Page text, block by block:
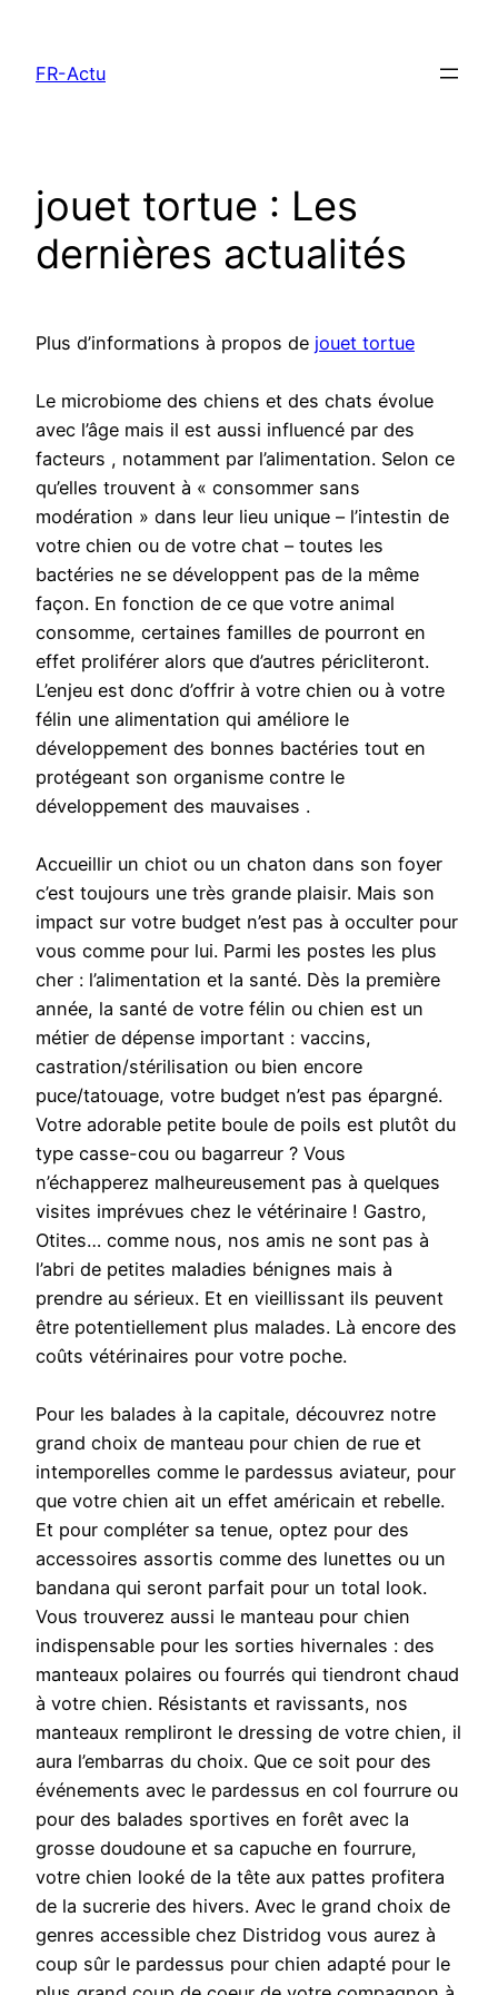
contenu
FR-Actu
jouet tortue : Les
dernières actualités
Plus d’informations à propos de jouet tortue
Le microbiome des chiens et des chats évolue
avec l’âge mais il est aussi influencé par des
facteurs , notamment par l’alimentation. Selon ce
qu’elles trouvent à « consommer sans
modération » dans leur lieu unique – l’intestin de
votre chien ou de votre chat – toutes les
bactéries ne se développent pas de la même
façon. En fonction de ce que votre animal
consomme, certaines familles de pourront en
effet proliférer alors que d’autres péricliteront.
L’enjeu est donc d’offrir à votre chien ou à votre
félin une alimentation qui améliore le
développement des bonnes bactéries tout en
protégeant son organisme contre le
développement des mauvaises .
Accueillir un chiot ou un chaton dans son foyer
c’est toujours une très grande plaisir. Mais son
impact sur votre budget n’est pas à occulter pour
vous comme pour lui. Parmi les postes les plus
cher : l’alimentation et la santé. Dès la première
année, la santé de votre félin ou chien est un
métier de dépense important : vaccins,
castration/stérilisation ou bien encore
puce/tatouage, votre budget n’est pas épargné.
Votre adorable petite boule de poils est plutôt du
type casse-cou ou bagarreur ? Vous
n’échapperez malheureusement pas à quelques
visites imprévues chez le vétérinaire ! Gastro,
Otites… comme nous, nos amis ne sont pas à
l’abri de petites maladies bénignes mais à
prendre au sérieux. Et en vieillissant ils peuvent
être potentiellement plus malades. Là encore des
coûts vétérinaires pour votre poche.
Pour les balades à la capitale, découvrez notre
grand choix de manteau pour chien de rue et
intemporelles comme le pardessus aviateur, pour
que votre chien ait un effet américain et rebelle.
Et pour compléter sa tenue, optez pour des
accessoires assortis comme des lunettes ou un
bandana qui seront parfait pour un total look.
Vous trouverez aussi le manteau pour chien
indispensable pour les sorties hivernales : des
manteaux polaires ou fourrés qui tiendront chaud
à votre chien. Résistants et ravissants, nos
manteaux rempliront le dressing de votre chien, il
aura l’embarras du choix. Que ce soit pour des
événements avec le pardessus en col fourrure ou
pour des balades sportives en forêt avec la
grosse doudoune et sa capuche en fourrure,
votre chien looké de la tête aux pattes profitera
de la sucrerie des hivers. Avec le grand choix de
genres accessible chez Distridog vous aurez à
coup sûr le pardessus pour chien adapté pour le